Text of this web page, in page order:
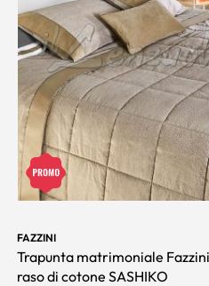
FAZZINI
Trapunta matrimoniale
raso di cotone SASHIKO